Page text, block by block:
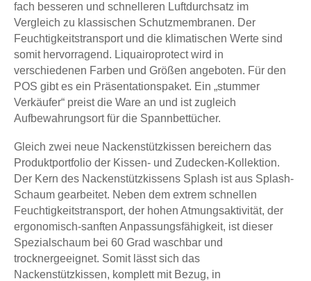
fach besseren und schnelleren Luftdurchsatz im
Vergleich zu klassischen Schutzmembranen. Der
Feuchtigkeitstransport und die klimatischen Werte sind
somit hervorragend. Liquairoprotect wird in
verschiedenen Farben und Größen angeboten. Für den
POS gibt es ein Präsentationspaket. Ein „stummer
Verkäufer“ preist die Ware an und ist zugleich
Aufbewahrungsort für die Spannbettücher.
Gleich zwei neue Nackenstützkissen bereichern das
Produktportfolio der Kissen- und Zudecken-Kollektion.
Der Kern des Nackenstützkissens Splash ist aus Splash-
Schaum gearbeitet. Neben dem extrem schnellen
Feuchtigkeitstransport, der hohen Atmungsaktivität, der
ergonomisch-sanften Anpassungsfähigkeit, ist dieser
Spezialschaum bei 60 Grad waschbar und
trocknergeeignet. Somit lässt sich das
Nackenstützkissen, komplett mit Bezug, in